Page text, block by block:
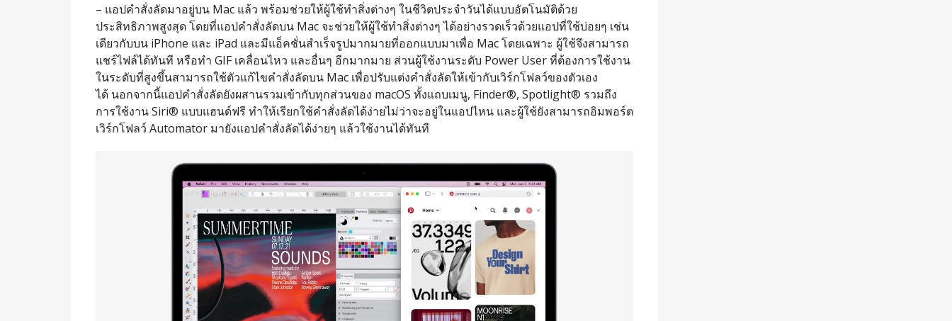
– แอปคำสั่งลัดมาอยู่บน Mac แล้ว พร้อมช่วยให้ผู้ใช้ทำสิ่งต่างๆ ในชีวิตประจำวันได้แบบอัตโนมัติด้วย
ประสิทธิภาพสูงสุด โดยที่แอปคำสั่งลัดบน Mac จะช่วยให้ผู้ใช้ทำสิ่งต่างๆ ได้อย่างรวดเร็วด้วยแอปที่ใช้บ่อยๆ เช่น
เดียวกับบน iPhone และ iPad และมีแอ็คชั่นสำเร็จรูปมากมายที่ออกแบบมาเพื่อ Mac โดยเฉพาะ ผู้ใช้จึงสามารถ
แชร์ไฟล์ได้ทันที หรือทำ GIF เคลื่อนไหว และอื่นๆ อีกมากมาย ส่วนผู้ใช้งานระดับ Power User ที่ต้องการใช้งาน
ในระดับที่สูงขึ้นสามารถใช้ตัวแก้ไขคำสั่งลัดบน Mac เพื่อปรับแต่งคำสั่งลัดให้เข้ากับเวิร์กโฟลว์ของตัวเอง
ได้ นอกจากนี้แอปคำสั่งลัดยังผสานรวมเข้ากับทุกส่วนของ macOS ทั้งแถบเมนู, Finder®, Spotlight® รวมถึง
การใช้งาน Siri® แบบแฮนด์ฟรี ทำให้เรียกใช้คำสั่งลัดได้ง่ายไม่ว่าจะอยู่ในแอปไหน และผู้ใช้ยังสามารถอิมพอร์ต
เวิร์กโฟลว์ Automator มายังแอปคำสั่งลัดได้ง่ายๆ แล้วใช้งานได้ทันที